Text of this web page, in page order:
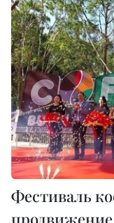
Фестиваль